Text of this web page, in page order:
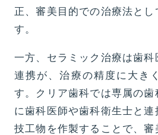
正、審美目的での治療法とし
す。
一方、セラミック治療は歯
連携が、治療の精度に大き
す。クリア歯科では専属の歯
に歯科医師や歯科衛生士と
技工物を作製することで、